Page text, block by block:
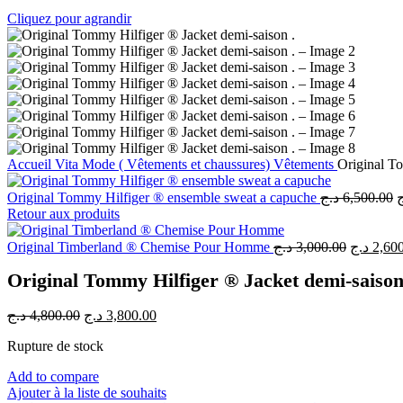
Cliquez pour agrandir
Accueil Vita Mode ( Vêtements et chaussures) Vêtements Original
Original Tommy Hilfiger ® ensemble sweat a capuche 6,500.00 د.ج
Retour aux produits
Original Timberland ® Chemise Pour Homme 3,000.00 د.ج
Le
initial
د.ج
Original Tommy Hilfiger ® Jacket demi-
4,800.00 د.ج
Le
initial
3,800.00 د.ج
Le
Rupture de stock
Add to compare
Ajouter à la liste de souhaits